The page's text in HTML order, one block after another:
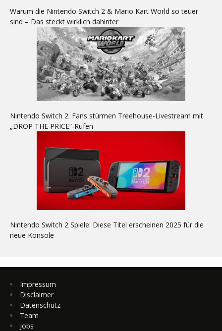
Warum die Nintendo Switch 2 & Mario Kart World so teuer
sind – Das steckt wirklich dahinter
Nintendo Switch 2: Fans stürmen Treehouse-Livestream mit
„DROP THE PRICE“-Rufen
Nintendo Switch 2 Spiele: Diese Titel erscheinen 2025 für die
neue Konsole
Impressum
Disclaimer
Datenschutz
Team
Jobs